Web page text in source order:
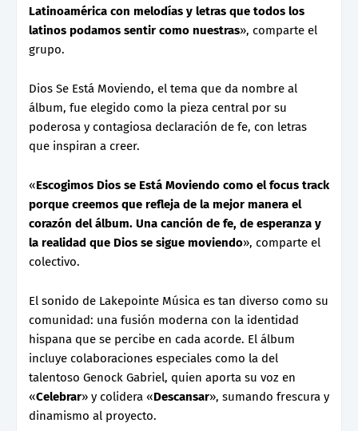
Latinoamérica con melodías y letras que todos los
latinos podamos sentir como nuestras», comparte el
grupo.
Dios Se Está Moviendo, el tema que da nombre al
álbum, fue elegido como la pieza central por su
poderosa y contagiosa declaración de fe, con letras
que inspiran a creer.
«Escogimos Dios se Está Moviendo como el focus track
porque creemos que refleja de la mejor manera el
corazón del álbum. Una canción de fe, de esperanza y
la realidad que Dios se sigue moviendo», comparte el
colectivo.
El sonido de Lakepointe Música es tan diverso como su
comunidad: una fusión moderna con la identidad
hispana que se percibe en cada acorde. El álbum
incluye colaboraciones especiales como la del
talentoso Genock Gabriel, quien aporta su voz en
«Celebrar» y colidera «Descansar», sumando frescura y
dinamismo al proyecto.